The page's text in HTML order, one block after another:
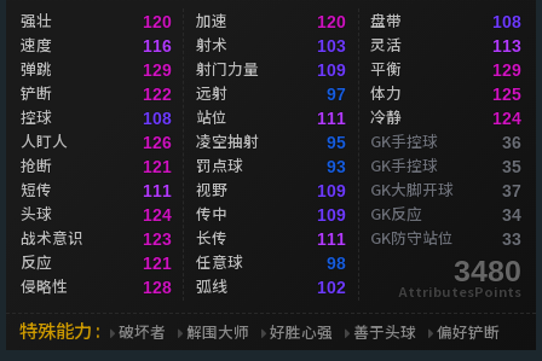
强壮 120
速度 116
弹跳 129
铲断 122
控球 108
人盯人 126
抢断 121
短传 111
头球 124
战术意识 123
反应 121
侵略性 128
加速 120
射术 103
射门力量 109
远射 97
站位 111
凌空抽射 95
罚点球 93
视野 109
传中 109
长传 111
任意球 98
弧线 102
盘带 108
灵活 113
平衡 129
体力 125
冷静 124
GK手控球 36
GK手控球 35
GK大脚开球 37
GK反应 34
GK防守站位 33
3480
AttributesPoints
特殊能力 : 破坏者 解围大师 好胜心强 善于头球 偏好铲断